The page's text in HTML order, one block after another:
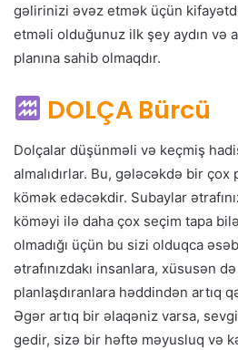
gəlirinizi əvəz etmək üçün
etməli olduğunuz ilk şey aydın və
planına sahib olmaqdır.
DOLÇA Bürcü
Dolçalar düşünməli və keçmiş
almalıdırlar. Bu, gələcəkdə bir
kömək edəcəkdir. Subaylar
köməyi ilə daha çox seçim tapa
olmadığı üçün bu sizi olduqca
ətrafınızdakı insanlara, xüsusən
planlaşdıranlara həddindən artıq
Əgər artıq bir əlaqəniz varsa,
gedir, sizə bir həftə məyusluq və